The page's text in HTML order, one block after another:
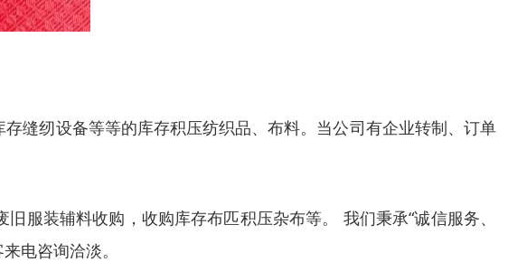
缝纫设备等等的库存积压纺织品、布料。当公司有企业转制、订单
服装辅料收购，收购库存布匹积压杂布等。 我们秉承“诚信服务、
电咨询洽淡。